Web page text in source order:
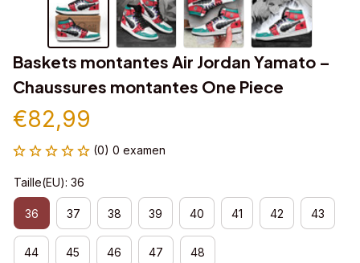
Baskets montantes Air Jordan Yamato –
Chaussures montantes One Piece
€82,99
(0) 0 examen
Taille(EU): 36
36 37 38 39 40 41 42 43
44 45 46 47 48